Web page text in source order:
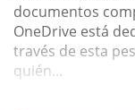
documentos
OneDrive está
través de esta
quién...